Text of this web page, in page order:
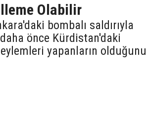
Olabilir
bombalı saldırıyla
önce Kürdistan'daki
yapanların olduğunu